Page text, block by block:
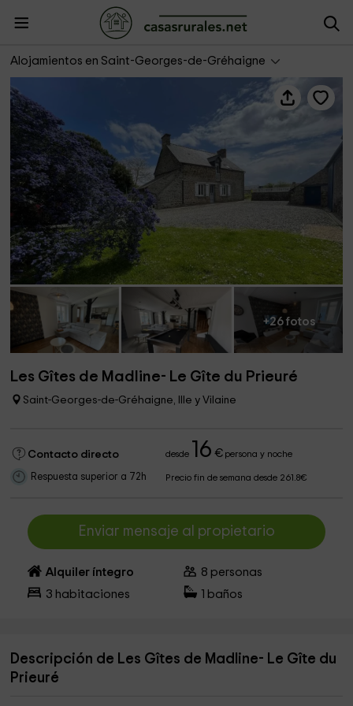
Alojamientos en Saint-Georges-de-Gréhaigne
Les Gîtes de Madline- Le Gîte du Prieuré
+26 fotos
Les Gîtes de Madline- Le Gîte du Prieuré
Saint-Georges-de-Gréhaigne, Ille y Vilaine
Contacto directo desde 16 €persona y noche
Respuesta superior a 72h Precio fin de semana desde 261.8€
Enviar mensaje al propietario
Alquiler íntegro 8 personas
3 habitaciones baños
Descripción de Les Gîtes de Madline- Le Gîte du
Prieuré